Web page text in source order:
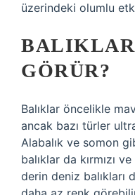
üzerindeki olumlu
GÖRÜR?
Balıklar öncelikle
ancak bazı türler
Alabalık ve somon
balıklar da kırmızı
derin deniz balıkları